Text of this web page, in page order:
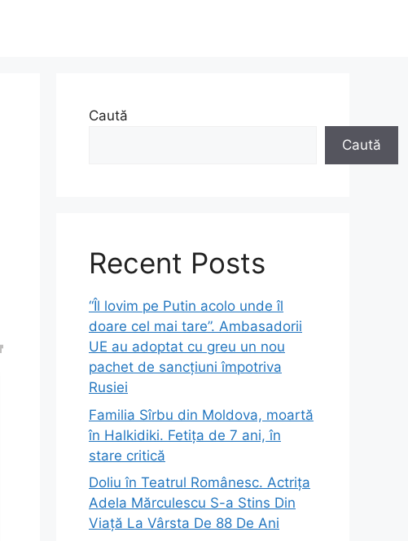
Caută
Caută
Recent Posts
“Îl lovim pe Putin acolo unde îl
doare cel mai tare”. Ambasadorii
UE au adoptat cu greu un nou
pachet de sancțiuni împotriva
Rusiei
Familia Sîrbu din Moldova, moartă
în Halkidiki. Fetița de 7 ani, în
stare critică
Doliu în Teatrul Românesc. Actrița
Adela Mărculescu S-a Stins Din
Viață La Vârsta De 88 De Ani